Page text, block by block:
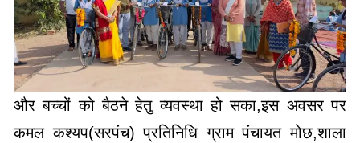
और बच्चों को बैठने हेतु व्यवस्था हो सका,इस अवसर पर
कमल कश्यप(सरपंच) प्रतिनिधि ग्राम पंचायत मोछ,शाला